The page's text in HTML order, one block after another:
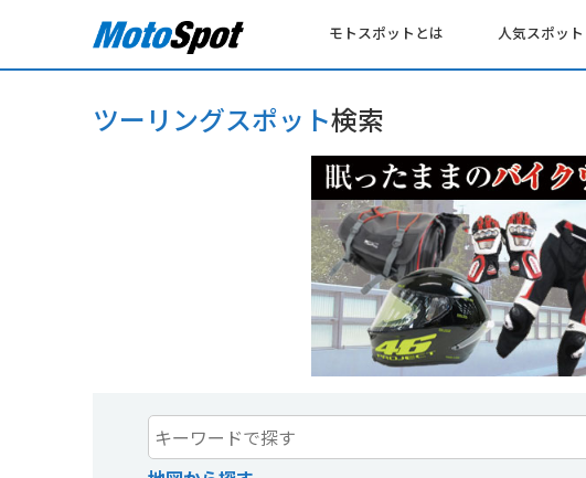
モトスポットとは 人気スポット
ツーリングスポット検索